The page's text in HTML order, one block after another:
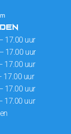
17.00 uur
uur
17.00 uur
17.00 uur
uur
uur